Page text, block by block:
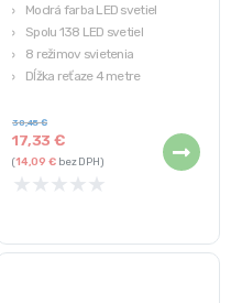
Modrá farba LED svetiel
Spolu 138 LED svetiel
8 režimov svietenia
Dĺžka reťaze 4 metre
17,33€
30,45€
(14,09€bez DPH)
★ ★ ★ ★ ★